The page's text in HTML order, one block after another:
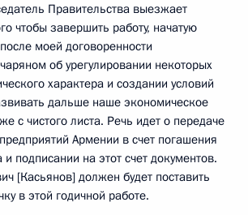
Правительства выезжает
чтобы завершить работу, начатую
моей договоренности
об урегулировании некоторых
характера и создании условий
дальше наше экономическое
с чистого листа. Речь идет о передаче
Армении в счет погашения
и подписании на этот счет документов.
[Касьянов] должен будет поставить
в этой годичной работе.